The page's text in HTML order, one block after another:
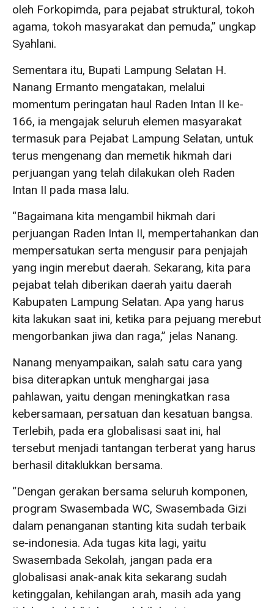
oleh Forkopimda, para pejabat struktural, tokoh
agama, tokoh masyarakat dan pemuda,” ungkap
Syahlani.
Sementara itu, Bupati Lampung Selatan H.
Nanang Ermanto mengatakan, melalui
momentum peringatan haul Raden Intan II ke-
166, ia mengajak seluruh elemen masyarakat
termasuk para Pejabat Lampung Selatan, untuk
terus mengenang dan memetik hikmah dari
perjuangan yang telah dilakukan oleh Raden
Intan II pada masa lalu.
“Bagaimana kita mengambil hikmah dari
perjuangan Raden Intan II, mempertahankan dan
mempersatukan serta mengusir para penjajah
yang ingin merebut daerah. Sekarang, kita para
pejabat telah diberikan daerah yaitu daerah
Kabupaten Lampung Selatan. Apa yang harus
kita lakukan saat ini, ketika para pejuang merebut
mengorbankan jiwa dan raga,” jelas Nanang.
Nanang menyampaikan, salah satu cara yang
bisa diterapkan untuk menghargai jasa
pahlawan, yaitu dengan meningkatkan rasa
kebersamaan, persatuan dan kesatuan bangsa.
Terlebih, pada era globalisasi saat ini, hal
tersebut menjadi tantangan terberat yang harus
berhasil ditaklukkan bersama.
“Dengan gerakan bersama seluruh komponen,
program Swasembada WC, Swasembada Gizi
dalam penanganan stanting kita sudah terbaik
se-indonesia. Ada tugas kita lagi, yaitu
Swasembada Sekolah, jangan pada era
globalisasi anak-anak kita sekarang sudah
ketinggalan, kehilangan arah, masih ada yang